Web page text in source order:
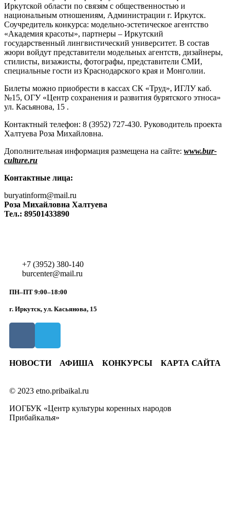
Иркутской области по связям с общественностью и
национальным отношениям, Администрации г. Иркутск.
Соучредитель конкурса: модельно-эстетическое агентство
«Академия красоты», партнеры – Иркутский
государственный лингвистический университет. В состав
жюри войдут представители модельных агентств, дизайнеры,
стилисты, визажисты, фотографы, представители СМИ,
специальные гости из Краснодарского края и Монголии.
Билеты можно приобрести в кассах СК «Труд», ИГЛУ каб.
№15, ОГУ «Центр сохранения и развития бурятского этноса»
ул. Касьянова, 15 .
Контактный телефон: 8 (3952) 727-430. Руководитель проекта
Халтуева Роза Михайловна.
Дополнительная информация размещена на сайте: www.bur-
culture.ru
Контактные лица:
buryatinform@mail.ru
Роза Михайловна Халтуева
Тел.: 89501433890
+7 (3952) 380-140
burcenter@mail.ru
ПН–ПТ 9:00–18:00
г. Иркутск, ул. Касьянова, 15
НОВОСТИ АФИША КОНКУРСЫ КАРТА САЙТА
© 2023 etno.pribaikal.ru
ИОГБУК «Центр культуры коренных народов
Прибайкалья»